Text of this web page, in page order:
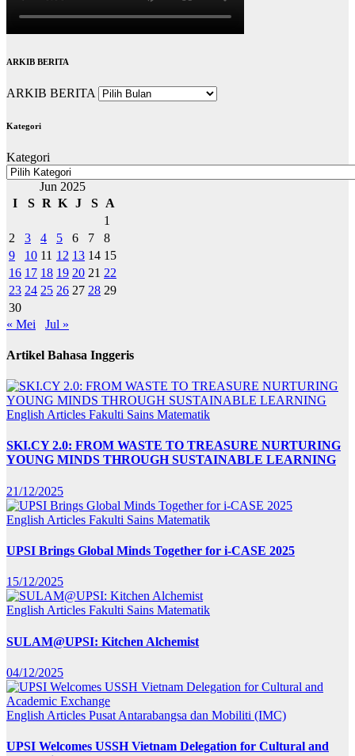
ARKIB BERITA
ARKIB BERITA
Kategori
Kategori
Jun 2025
I
S R K J S
A
1
2
3 4 5 6 7
8
9
10 11 12 13 14 15
16 17 18 19 20 21 22
23 24 25 26 27 28 29
30
« Mei
Jul »
Artikel Bahasa Inggeris
English Articles Fakulti Sains Matematik
SKI.CY 2.0: FROM WASTE TO TREASURE NURTURING
YOUNG MINDS THROUGH SUSTAINABLE LEARNING
21/12/2025
English Articles Fakulti Sains Matematik
UPSI Brings Global Minds Together for i-CASE 2025
15/12/2025
English Articles Fakulti Sains Matematik
SULAM@UPSI: Kitchen Alchemist
04/12/2025
English Articles Pusat Antarabangsa dan Mobiliti (IMC)
UPSI Welcomes USSH Vietnam Delegation for Cultural and